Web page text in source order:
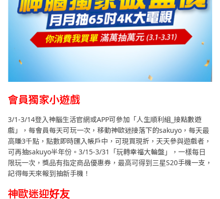
會員獨家小遊戲
3/1-3/14登入神腦生活官網或APP可參加「人生順利組_接點數遊
戲」，每會員每天可玩一次，移動神歐迷接落下的sakuyo，每天最
高賺3千點，點數即時匯入帳戶中，可現買現折，天天參與遊戲者，
可再抽sakuyo半年份。3/15-3/31「玩轉幸福大輪盤」，一樣每日
限玩一次，獎品有指定商品優惠券，最高可得到三星S20手機一支，
記得每天來報到抽新手機！
神歐迷迎好友